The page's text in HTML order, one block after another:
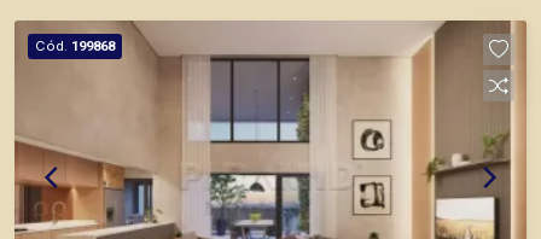
Cód. 199868